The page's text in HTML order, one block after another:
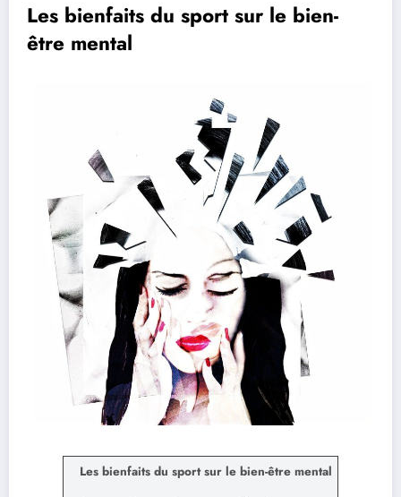
Les bienfaits du sport sur le bien-
être mental
Les bienfaits du sport sur le bien-être mental